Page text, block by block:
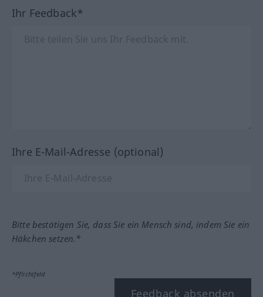
Ihr Feedback*
Ihre E-Mail-Adresse (optional)
Bitte bestätigen Sie, dass Sie ein Mensch sind, indem Sie ein
Häkchen setzen.*
*Pflichtfeld
Feedback absenden